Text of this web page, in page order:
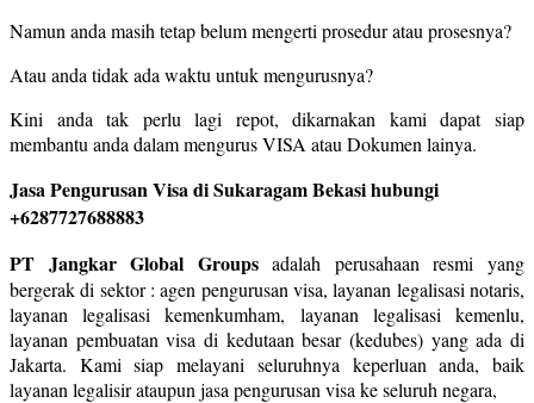
Namun anda masih tetap belum mengerti prosedur atau prosesnya?
Atau anda tidak ada waktu untuk mengurusnya?
Kini anda tak perlu lagi repot, dikarnakan kami dapat siap
membantu anda dalam mengurus VISA atau Dokumen lainya.
Jasa Pengurusan Visa di Sukaragam Bekasi hubungi
+6287727688883
PT Jangkar Global Groupsadalah perusahaan resmi yang
bergerak di sektor : agen pengurusan visa, layanan legalisasi notaris,
layanan legalisasi kemenkumham, layanan legalisasi kemenlu,
layanan pembuatan visa di kedutaan besar (kedubes) yang ada di
Jakarta. Kami siap melayani seluruhnya keperluan anda, baik
layanan legalisir ataupun jasa pengurusan visa ke seluruh negara,